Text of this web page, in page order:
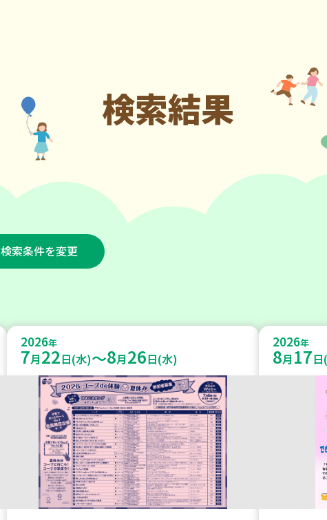
検索結果
検索条件を変更
2026年
7月22日(水)～8月26日(水)
2026年
8月 17